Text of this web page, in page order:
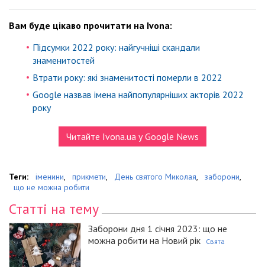
Вам буде цікаво прочитати на Ivona:
Підсумки 2022 року: найгучніші скандали
знаменитостей
Втрати року: які знаменитості померли в 2022
Google назвав імена найпопулярніших акторів 2022
року
Читайте Ivona.ua у Google News
Теги: іменини, прикмети, День святого Миколая, заборони,
що не можна робити
Статті на тему
Заборони дня 1 січня 2023: що не
можна робити на Новий рік
Свята